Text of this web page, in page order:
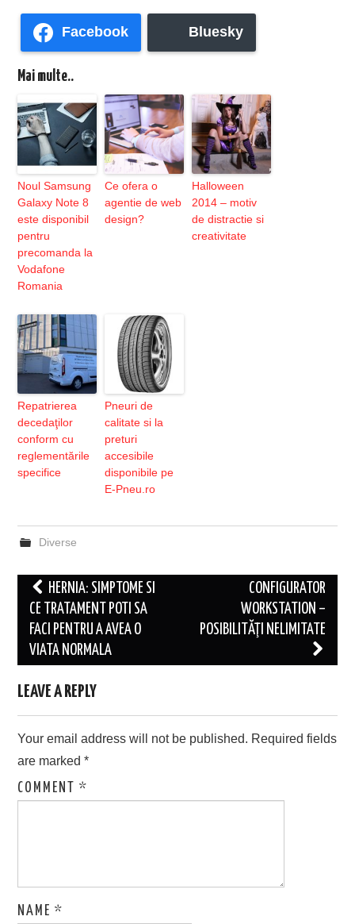
Facebook Bluesky
Mai multe..
Noul Samsung
Galaxy Note 8
este disponibil
pentru
precomanda la
Vodafone
Romania
Ce ofera o
agentie de web
design?
Halloween
2014 – motiv
de distractie si
creativitate
Repatrierea
decedaţilor
conform cu
reglementările
specifice
Pneuri de
calitate si la
preturi
accesibile
disponibile pe
E-Pneu.ro
Diverse
Post
navigation
HERNIA: SIMPTOME SI
CE TRATAMENT POTI SA
FACI PENTRU A AVEA O
VIATA NORMALA
CONFIGURATOR
WORKSTATION –
POSIBILITĂŢI NELIMITATE
LEAVE A REPLY
Your email address will not be published. Required fields
are marked*
COMMENT*
NAME*